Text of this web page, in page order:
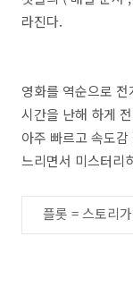
라진다.
영화를 역순으로 전
시간을 난해 하게
아주 빠르고 속도
느리면서 미스터리
플롯 =스토리